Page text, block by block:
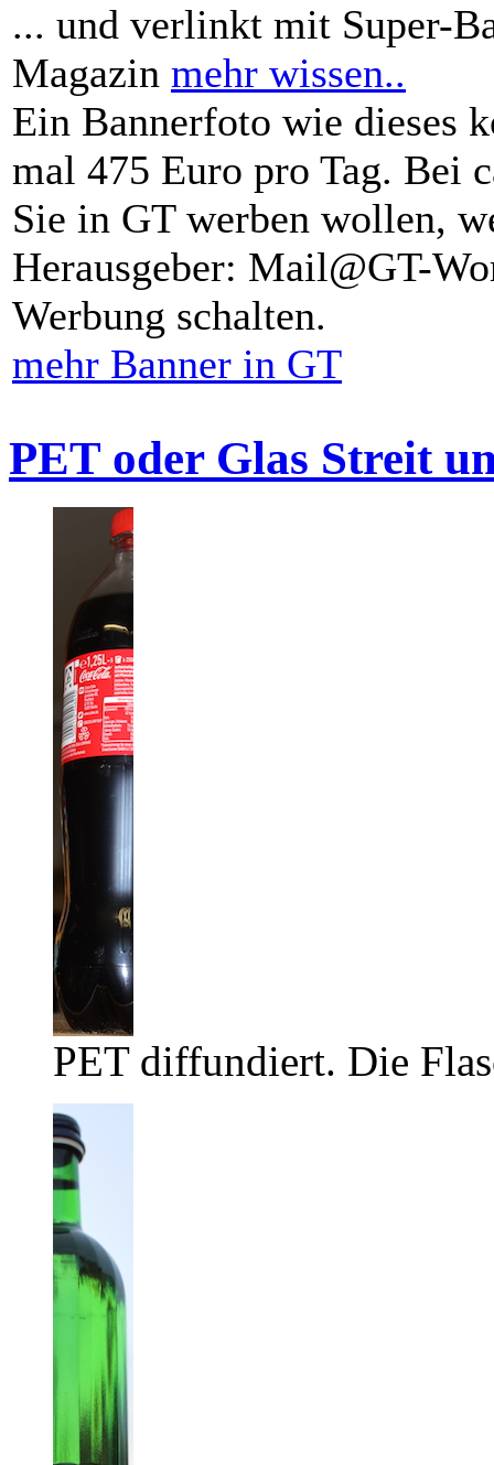
... und verlinkt mit Super-
Magazin mehr wissen..
Ein Bannerfoto wie dieses
mal 475 Euro pro Tag. Bei
Sie in GT werben wollen,
Herausgeber: Mail@GT-
Werbung schalten.
mehr Banner in GT
PET oder Glas Streit
PET diffundiert. Die